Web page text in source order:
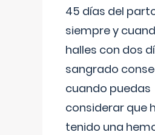
45 días del
siempre y
halles con dos
sangrado
cuando puedas
considerar que
tenido una